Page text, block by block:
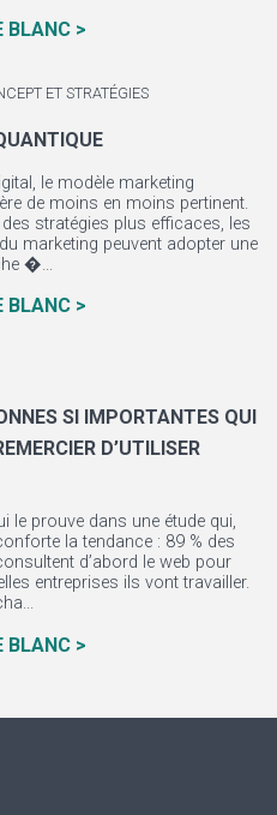
BLANC >
ET STRATÉGIES
le modèle marketing
de moins en moins pertinent.
stratégies plus efficaces, les
marketing peuvent adopter une
�...
BLANC >
SI IMPORTANTES QUI
D’UTILISER
le prouve dans une étude qui,
la tendance : 89 % des
d’abord le web pour
entreprises ils vont travailler.
BLANC >